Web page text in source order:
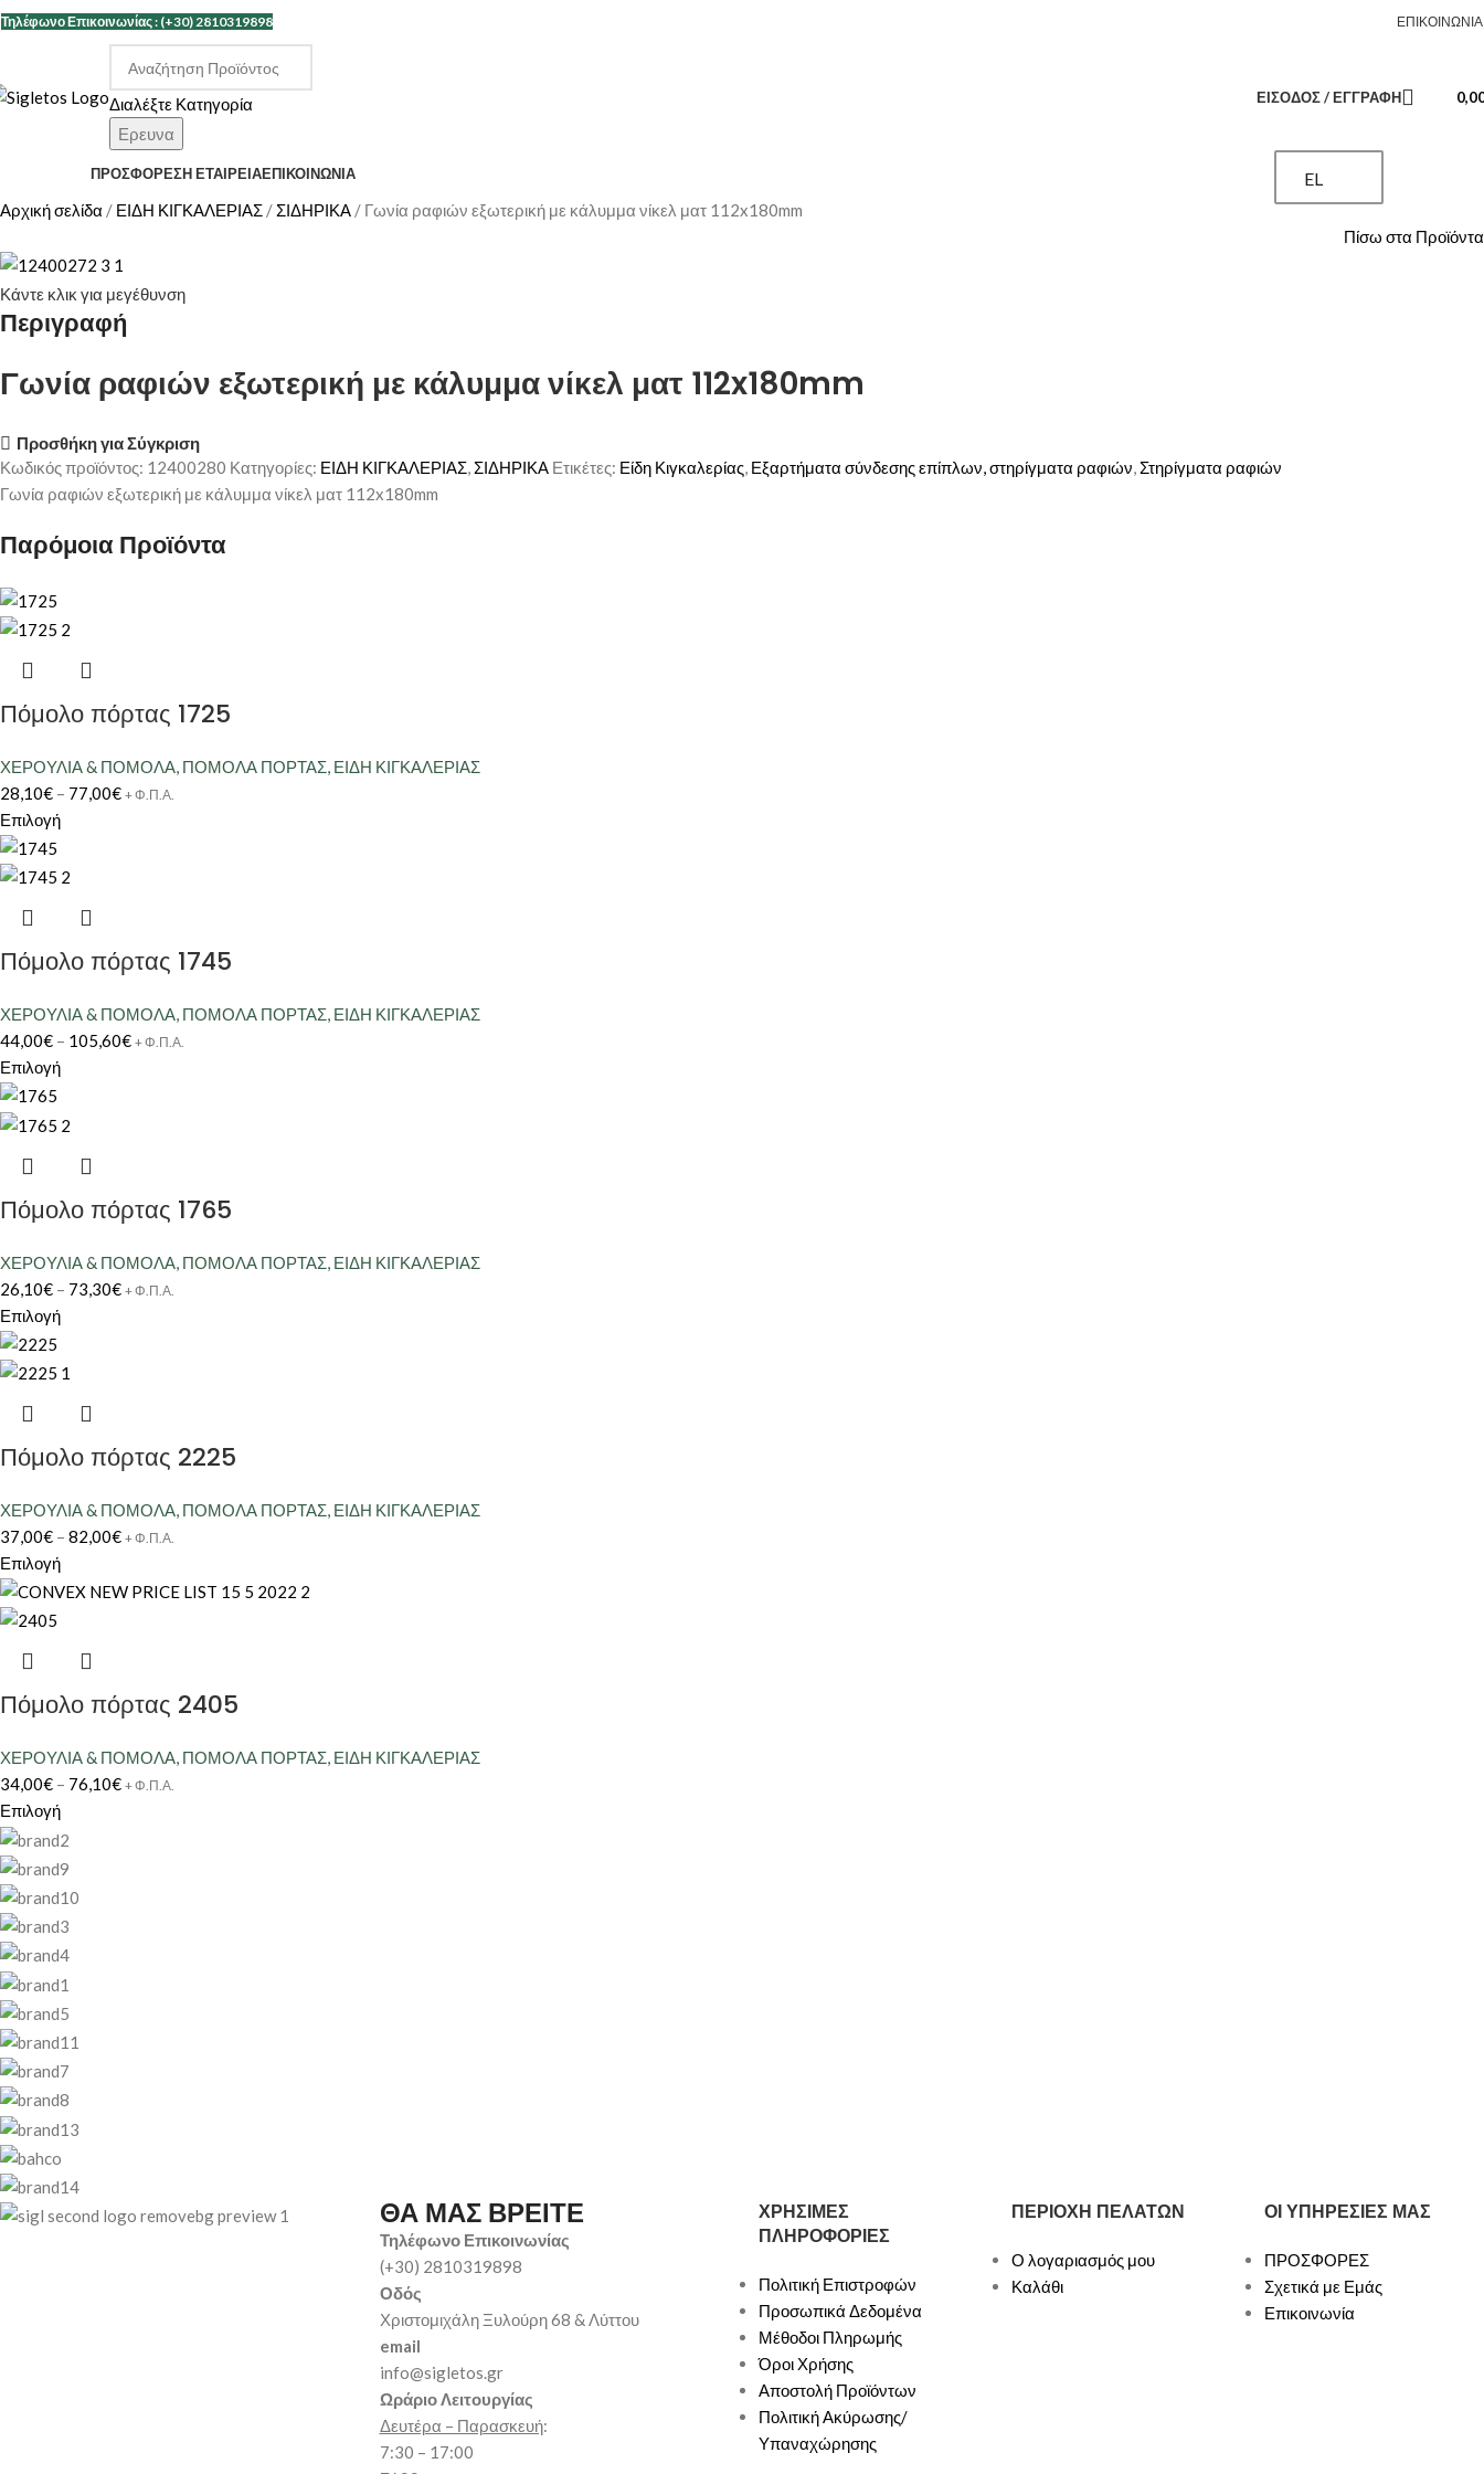
Τηλέφωνο Επικοινωνίας : (+30) 2810319898 ΕΠΙΚΟΙΝΩΝΊΑ
Διαλέξτε Κατηγορία
Ερευνα
ΕΊΣΟΔΟΣ / ΕΓΓΡΑΦΉ
ΠΡΟΣΦΟΡΕΣΗ ΕΤΑΙΡΕΊΑΕΠΙΚΟΙΝΩΝΊΑ EL
Αρχική σελίδα ΕΙΔΗ ΚΙΓΚΑΛΕΡΙΑΣ ΣΙΔΗΡΙΚΑ
Γωνία ραφιών εξωτερική με κάλυμμα νίκελ ματ 112x180mm
Πίσω στα Προϊόντα
Κάντε κλικ για μεγέθυνση
Περιγραφή
Γωνία ραφιών εξωτερική με κάλυμμα νίκελ ματ 112x180mm
Προσθήκη για Σύγκριση
Κωδικός προϊόντος: 12400280 Κατηγορίες: ΕΙΔΗ ΚΙΓΚΑΛΕΡΙΑΣ, ΣΙΔΗΡΙΚΑ Ετικέτες: Είδη Κιγκαλερίας, Εξαρτήματα σύνδεσης επίπλων, στηρίγματα ραφιών, Στηρίγματα ραφιών
Γωνία ραφιών εξωτερική με κάλυμμα νίκελ ματ 112x180mm
Παρόμοια Προϊόντα
Πόμολο πόρτας 1725
ΧΕΡΟΥΛΙΑ & ΠΟΜΟΛΑ, ΠΟΜΟΛΑ ΠΟΡΤΑΣ, ΕΙΔΗ ΚΙΓΚΑΛΕΡΙΑΣ
28,10€ – 77,00€ + Φ.Π.Α.
Επιλογή
Πόμολο πόρτας 1745
ΧΕΡΟΥΛΙΑ & ΠΟΜΟΛΑ, ΠΟΜΟΛΑ ΠΟΡΤΑΣ, ΕΙΔΗ ΚΙΓΚΑΛΕΡΙΑΣ
44,00€ – 105,60€ + Φ.Π.Α.
Επιλογή
Πόμολο πόρτας 1765
ΧΕΡΟΥΛΙΑ & ΠΟΜΟΛΑ, ΠΟΜΟΛΑ ΠΟΡΤΑΣ, ΕΙΔΗ ΚΙΓΚΑΛΕΡΙΑΣ
26,10€ – 73,30€ + Φ.Π.Α.
Επιλογή
Πόμολο πόρτας 2225
ΧΕΡΟΥΛΙΑ & ΠΟΜΟΛΑ, ΠΟΜΟΛΑ ΠΟΡΤΑΣ, ΕΙΔΗ ΚΙΓΚΑΛΕΡΙΑΣ
37,00€ – 82,00€ + Φ.Π.Α.
Επιλογή
Πόμολο πόρτας 2405
ΧΕΡΟΥΛΙΑ & ΠΟΜΟΛΑ, ΠΟΜΟΛΑ ΠΟΡΤΑΣ, ΕΙΔΗ ΚΙΓΚΑΛΕΡΙΑΣ
34,00€ – 76,10€ + Φ.Π.Α.
Επιλογή
ΘΑ ΜΑΣ ΒΡΕΙΤΕ
Τηλέφωνο Επικοινωνίας
(+30) 2810319898
Οδός
Χριστομιχάλη Ξυλούρη 68 & Λύττου
email
info@sigletos.gr
Ωράριο Λειτουργίας
Δευτέρα – Παρασκευή:
7:30 – 17:00
ΧΡΗΣΙΜΕΣ
ΠΛΗΡΟΦΟΡΙΕΣ
Πολιτική Επιστροφών
Προσωπικά Δεδομένα
Μέθοδοι Πληρωμής
Όροι Χρήσης
Αποστολή Προϊόντων
Πολιτική Ακύρωσης/
Υπαναχώρησης
ΠΕΡΙΟΧΗ ΠΕΛΑΤΩΝ
Ο λογαριασμός μου
Καλάθι
ΟΙ ΥΠΗΡΕΣΙΕΣ ΜΑΣ
ΠΡΟΣΦΟΡΕΣ
Σχετικά με Εμάς
Επικοινωνία